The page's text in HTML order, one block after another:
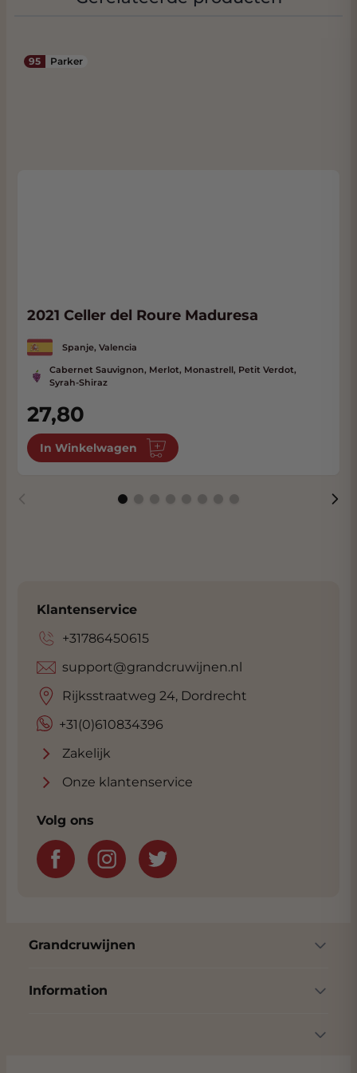
95 Parker
2021 Celler del Roure Maduresa
Spanje, Valencia
Cabernet Sauvignon, Merlot, Monastrell, Petit Verdot,
Syrah-Shiraz
27,80
In Winkelwagen
Klantenservice
+31786450615
+31(0)610834396
support@grandcruwijnen.nl
Rijksstraatweg 24, Dordrecht
Zakelijk
Onze klantenservice
Volg ons
Grandcruwijnen
Information